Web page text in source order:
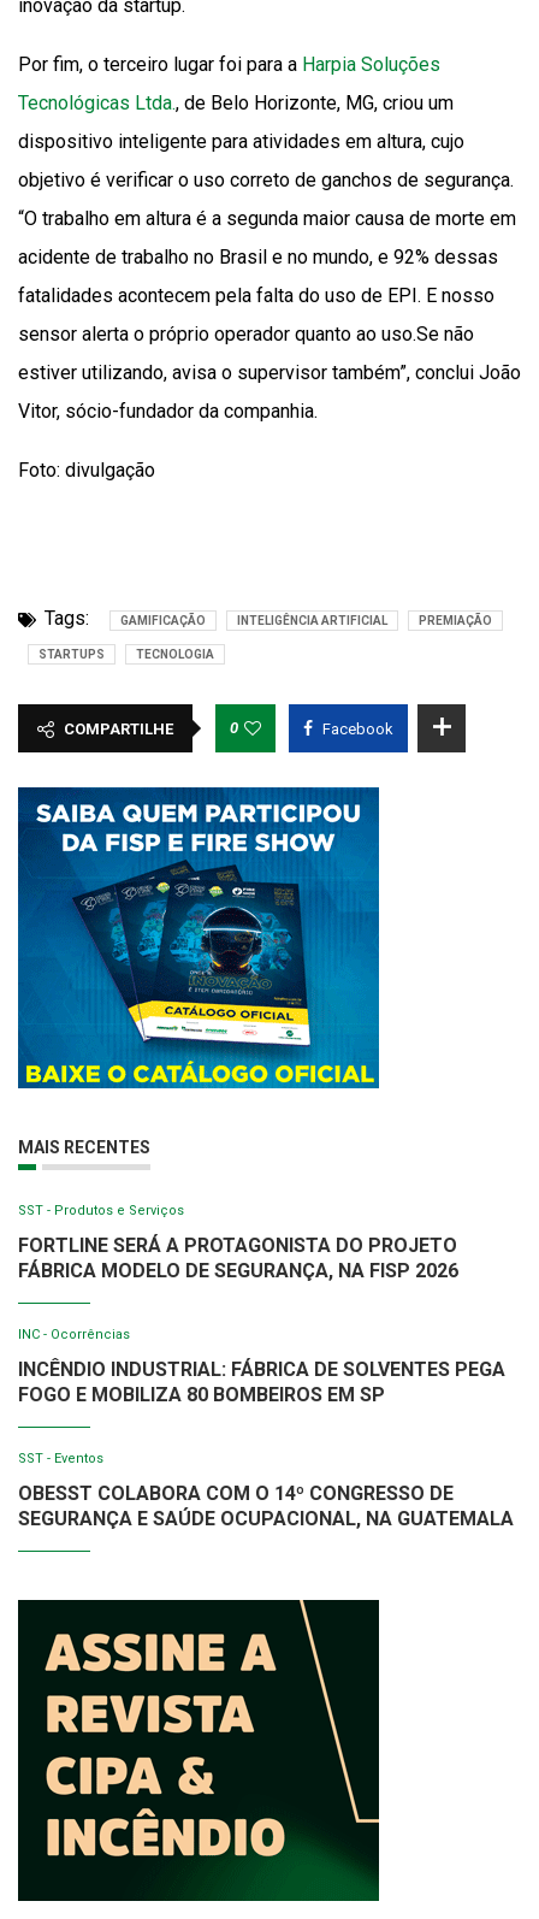
inovação da startup.
Por fim, o terceiro lugar foi para a Harpia Soluções
Tecnológicas Ltda., de Belo Horizonte, MG, criou um
dispositivo inteligente para atividades em altura, cujo
objetivo é verificar o uso correto de ganchos de segurança.
“O trabalho em altura é a segunda maior causa de morte em
acidente de trabalho no Brasil e no mundo, e 92% dessas
fatalidades acontecem pela falta do uso de EPI. E nosso
sensor alerta o próprio operador quanto ao uso.Se não
estiver utilizando, avisa o supervisor também”, conclui João
Vitor, sócio-fundador da companhia.
Foto: divulgação
Tags: GAMIFICAÇÃO INTELIGÊNCIA ARTIFICIAL PREMIAÇÃO
STARTUPS TECNOLOGIA
COMPARTILHE 0 Facebook
MAIS RECENTES
SST - Produtos e Serviços
FORTLINE SERÁ A PROTAGONISTA DO PROJETO
FÁBRICA MODELO DE SEGURANÇA, NA FISP 2026
INC - Ocorrências
INCÊNDIO INDUSTRIAL: FÁBRICA DE SOLVENTES PEGA
FOGO E MOBILIZA 80 BOMBEIROS EM SP
SST - Eventos
OBESST COLABORA COM O 14º CONGRESSO DE
SEGURANÇA E SAÚDE OCUPACIONAL, NA GUATEMALA